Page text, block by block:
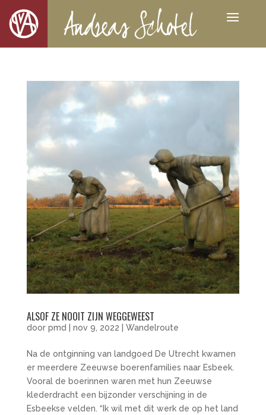
ALSOF ZE NOOIT ZIJN WEGGEWEEST
door pmd nov 9, 2022 Wandelroute
Na de ontginning van landgoed De Utrecht kwamen
er meerdere Zeeuwse boerenfamilies naar Esbeek.
Vooral de boerinnen waren met hun Zeeuwse
klederdracht een bijzonder verschijning in de
Esbeekse velden. “Ik wil met dit werk de op het land